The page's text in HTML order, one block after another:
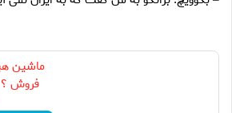
ماشین
فروش ؟